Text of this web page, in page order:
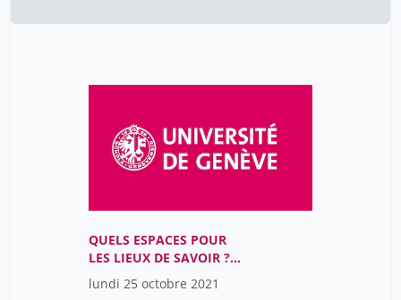
QUELS ESPACES POUR
LES LIEUX DE SAVOIR ?
(13h30 - 15h00)
lundi 25 octobre 2021